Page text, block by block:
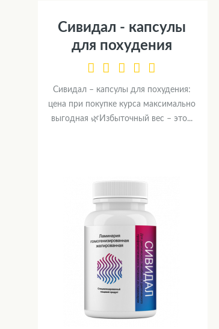
Сивидал - капсулы
для похудения
Сивидал – капсулы для похудения:
цена при покупке курса максимально
выгодная 🌿Избыточный вес – это...